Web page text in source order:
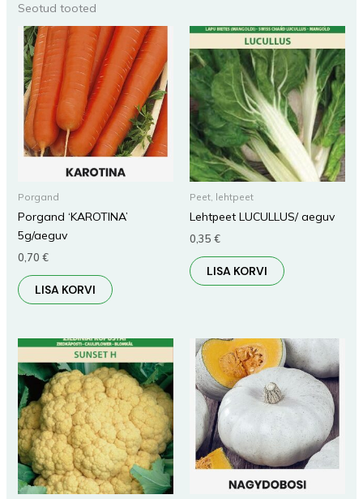
Seotud tooted
Porgand
Porgand ‘KAROTINA’
5g/aeguv
0,70 €
LISA KORVI
Peet, lehtpeet
Lehtpeet LUCULLUS/ aeguv
0,35 €
LISA KORVI